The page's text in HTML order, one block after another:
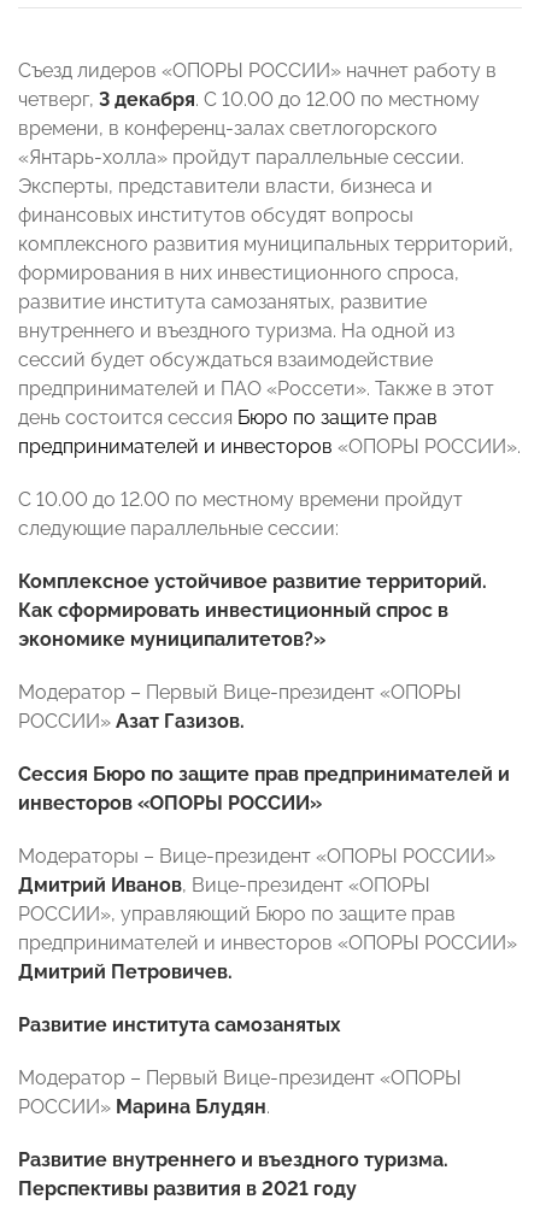
Съезд лидеров «ОПОРЫ РОССИИ» начнет работу в
четверг, 3 декабря. С 10.00 до 12.00 по местному
времени, в конференц-залах светлогорского
«Янтарь-холла» пройдут параллельные сессии.
Эксперты, представители власти, бизнеса и
финансовых институтов обсудят вопросы
комплексного развития муниципальных территорий,
формирования в них инвестиционного спроса,
развитие института самозанятых, развитие
внутреннего и въездного туризма. На одной из
сессий будет обсуждаться взаимодействие
предпринимателей и ПАО «Россети». Также в этот
день состоится сессия Бюро по защите прав
предпринимателей и инвесторов «ОПОРЫ РОССИИ».
С 10.00 до 12.00 по местному времени пройдут
следующие параллельные сессии:
Комплексное устойчивое развитие территорий.
Как сформировать инвестиционный спрос в
экономике муниципалитетов?»
Модератор – Первый Вице-президент «ОПОРЫ
РОССИИ» Азат Газизов.
Сессия Бюро по защите прав предпринимателей и
инвесторов «ОПОРЫ РОССИИ»
Модераторы – Вице-президент «ОПОРЫ РОССИИ»
Дмитрий Иванов, Вице-президент «ОПОРЫ
РОССИИ», управляющий Бюро по защите прав
предпринимателей и инвесторов «ОПОРЫ РОССИИ»
Дмитрий Петровичев.
Развитие института самозанятых
Модератор – Первый Вице-президент «ОПОРЫ
РОССИИ» Марина Блудян.
Развитие внутреннего и въездного туризма.
Перспективы развития в 2021 году